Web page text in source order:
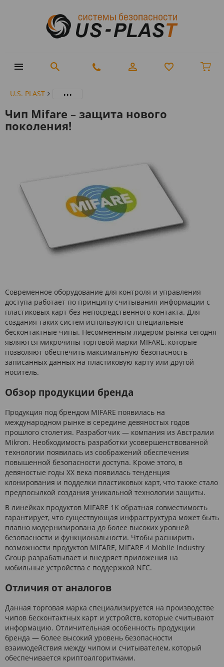
U.S. PLAST ...
Чип Mifare – защита нового
поколения!
Современное оборудование для контроля и управления
доступа работает по принципу считывания информации с
пластиковых карт без непосредственного контакта. Для
создания таких систем используются специальные
бесконтактные чипы. Несомненным лидером рынка сегодня
являются микрочипы торговой марки MIFARE, которые
позволяют обеспечить максимальную безопасность
записанных данных на пластиковую карту или другой
носитель.
Обзор продукции бренда
Продукция под брендом MIFARE появилась на
международном рынке в середине девяностых годов
прошлого столетия. Разработчик — компания из Австралии
Mikron. Необходимость разработки усовершенствованной
технологии появилась из соображений обеспечения
повышенной безопасности доступа. Кроме этого, в
девяностые годы ХХ века появилась тенденция
клонирования и подделки пластиковых карт, что также стало
предпосылкой создания уникальной технологии защиты.
В линейках продуктов MIFARE 1K обратная совместимость
гарантирует, что существующая инфраструктура может быть
плавно модернизирована до более высоких уровней
безопасности и функциональности. Чтобы расширить
возможности продуктов MIFARE, MIFARE 4 Mobile Industry
Group разрабатывает и внедряет приложения на
мобильные устройства с поддержкой NFC.
Отличия от аналогов
Данная торговая марка специализируется на производстве
чипов бесконтактных карт и устройств, которые считывают
информацию. Отличительная особенность продукции
бренда — более высокий уровень безопасности
взаимодействия между чипом и считывателем, который
обеспечивается криптоалгоритмами.